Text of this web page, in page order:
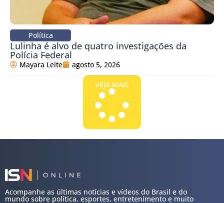
Política
Lulinha é alvo de quatro investigações da
Polícia Federal
Mayara Leite agosto 5, 2026
VEJA MAIS
Acompanhe as últimas notícias e vídeos do Brasil e do
mundo sobre política, esportes, entretenimento e muito